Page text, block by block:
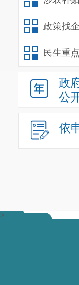
政策找
民生重点
政
公
依
>